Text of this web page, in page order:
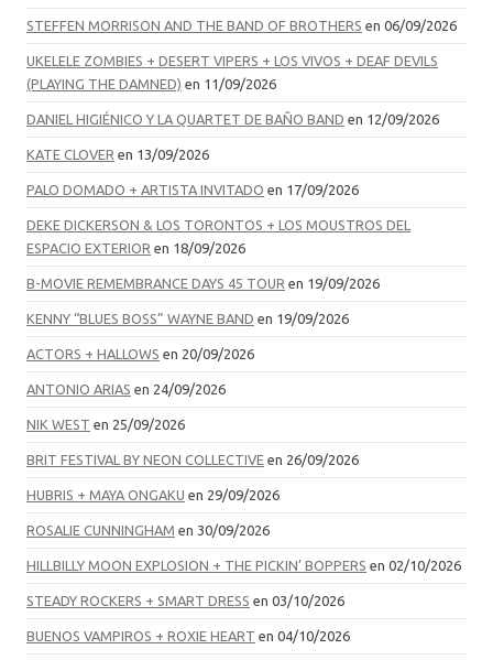
STEFFEN MORRISON AND THE BAND OF BROTHERS en 06/09/2026
UKELELE ZOMBIES + DESERT VIPERS + LOS VIVOS + DEAF DEVILS
(PLAYING THE DAMNED) en 11/09/2026
DANIEL HIGIÉNICO Y LA QUARTET DE BAÑO BAND en 12/09/2026
KATE CLOVER en 13/09/2026
PALO DOMADO + ARTISTA INVITADO en 17/09/2026
DEKE DICKERSON & LOS TORONTOS + LOS MOUSTROS DEL
ESPACIO EXTERIOR en 18/09/2026
B-MOVIE REMEMBRANCE DAYS 45 TOUR en 19/09/2026
KENNY “BLUES BOSS” WAYNE BAND en 19/09/2026
ACTORS + HALLOWS en 20/09/2026
ANTONIO ARIAS en 24/09/2026
NIK WEST en 25/09/2026
BRIT FESTIVAL BY NEON COLLECTIVE en 26/09/2026
HUBRIS + MAYA ONGAKU en 29/09/2026
ROSALIE CUNNINGHAM en 30/09/2026
HILLBILLY MOON EXPLOSION + THE PICKIN’ BOPPERS en 02/10/2026
STEADY ROCKERS + SMART DRESS en 03/10/2026
BUENOS VAMPIROS + ROXIE HEART en 04/10/2026